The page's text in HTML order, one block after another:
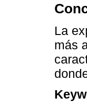
La
más